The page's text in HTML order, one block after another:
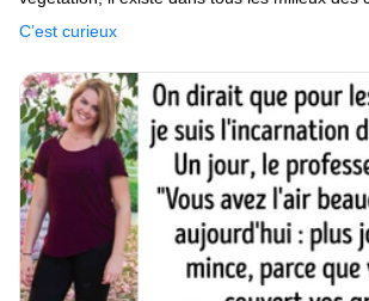
C’est curieux
permettant de jeter un coup d’œil à l’intérieur
espaces naturels, chargés de traces du
d’offrir à ceux qui ont la chance de les visiter
fascinants, qui semblent souvent sortir d’un